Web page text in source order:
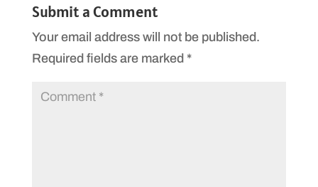
Submit a Comment
Your email address will not be published.
Required fields are marked *